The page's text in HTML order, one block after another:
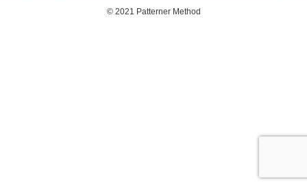
© 2021 Patterner Method